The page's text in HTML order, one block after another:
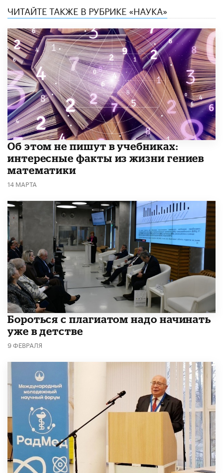
ЧИТАЙТЕ ТАКЖЕ В РУБРИКЕ «НАУКА»
Об этом не пишут в учебниках:
интересные факты из жизни гениев
математики
14 МАРТА
​Бороться с плагиатом надо начинать
уже в детстве
9 ФЕВРАЛЯ